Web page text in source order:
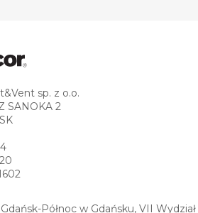
sp. z o.o.
SANOKA 2
Północ w Gdańsku, VII